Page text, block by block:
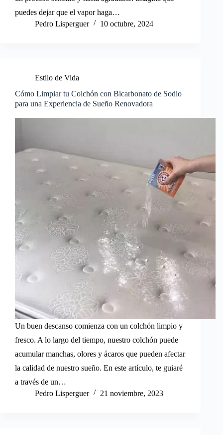
puedes dejar que el vapor haga…
Pedro Lisperguer
10 octubre, 2024
Estilo de Vida
Cómo Limpiar tu Colchón con Bicarbonato de Sodio
para una Experiencia de Sueño Renovadora
Un buen descanso comienza con un colchón limpio y
fresco. A lo largo del tiempo, nuestro colchón puede
acumular manchas, olores y ácaros que pueden afectar
la calidad de nuestro sueño. En este artículo, te guiaré
a través de un…
Pedro Lisperguer
21 noviembre, 2023